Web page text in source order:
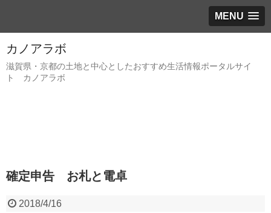
MENU
カノアラボ
滋賀県・京都の土地と中心としたおすすめ生活情報ポータルサイ
ト カノアラボ
確定申告 お札と電卓
2018/4/16